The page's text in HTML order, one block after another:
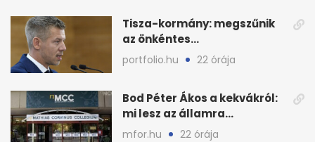
Tisza-kormány: megszűnik
az önkéntes
fogyasztáscsökkentés
portfolio.hu 22 órája
Bod Péter Ákos a kekvákról:
mi lesz az államra
visszaszálló vagyonnal?
mfor.hu 22 órája